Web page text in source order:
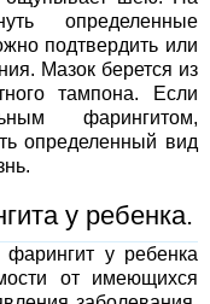
определенные
подтвердить или
Мазок берется из
тампона. Если
фарингитом,
определенный вид
у ребенка.
фарингит у ребенка
от имеющихся